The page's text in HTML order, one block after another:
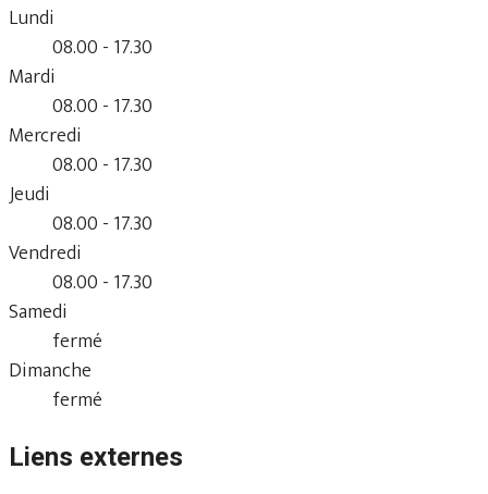
Lundi
08.00 - 17.30
Mardi
08.00 - 17.30
Mercredi
08.00 - 17.30
Jeudi
08.00 - 17.30
Vendredi
08.00 - 17.30
Samedi
fermé
Dimanche
fermé
Liens externes